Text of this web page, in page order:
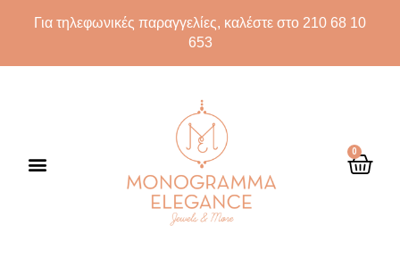
Για τηλεφωνικές παραγγελίες, καλέστε στο 210 68 10
653
0